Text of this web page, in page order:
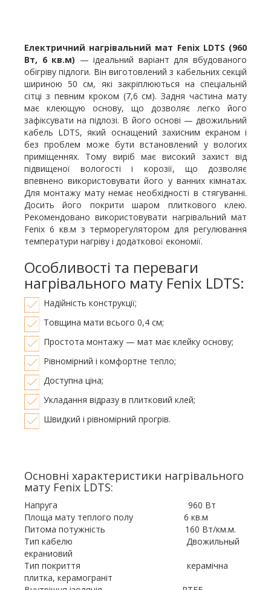
Електричний нагрівальний мат Fenix LDTS (960
Вт, 6 кв.м) — ідеальний варіант для вбудованого
обігріву підлоги. Він виготовлений з кабельних секцій
шириною 50 см, які закріплюються на спеціальній
сітці з певним кроком (7,6 см). Задня частина мату
має клеющую основу, що дозволяє легко його
зафіксувати на підлозі. В його основі — двожильний
кабель LDTS, який оснащений захисним екраном і
без проблем може бути встановлений у вологих
приміщеннях. Тому виріб має високий захист від
підвищеної вологості і корозії, що дозволяє
впевнено використовувати його у ванних кімнатах.
Для монтажу мату немає необхідності в стягуванні.
Досить його покрити шаром плиткового клею.
Рекомендовано використовувати нагрівальний мат
Fenix ​​6 кв.м з терморегулятором для регулювання
температури нагріву і додаткової економії.
Особливості та переваги
нагрівального мату Fenix LDTS:
Надійність конструкції;
Товщина мати всього 0,4 см;
Простота монтажу — мат має клейку основу;
Рівномірний і комфортне тепло;
Доступна ціна;
Укладання відразу в плитковий клей;
Швидкий і рівномірний прогрів.
Основні характеристики нагрівального
мату Fenix LDTS:
Напруга 960 Вт
Площа мату теплого полу 6 кв.м
Питома потужність 160 Вт/км.м.
Тип кабелю Двожильный
екраниовий
Тип покриття керамічна
плитка, керамограніт